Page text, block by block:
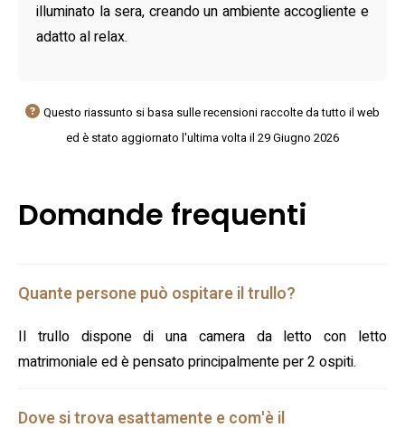
illuminato la sera, creando un ambiente accogliente e
adatto al relax.
Questo riassunto si basa sulle recensioni raccolte da tutto il web
ed è stato aggiornato l'ultima volta il 29 Giugno 2026
Domande frequenti
Quante persone può ospitare il trullo?
Il trullo dispone di una camera da letto con letto
matrimoniale ed è pensato principalmente per 2 ospiti.
Dove si trova esattamente e com'è il